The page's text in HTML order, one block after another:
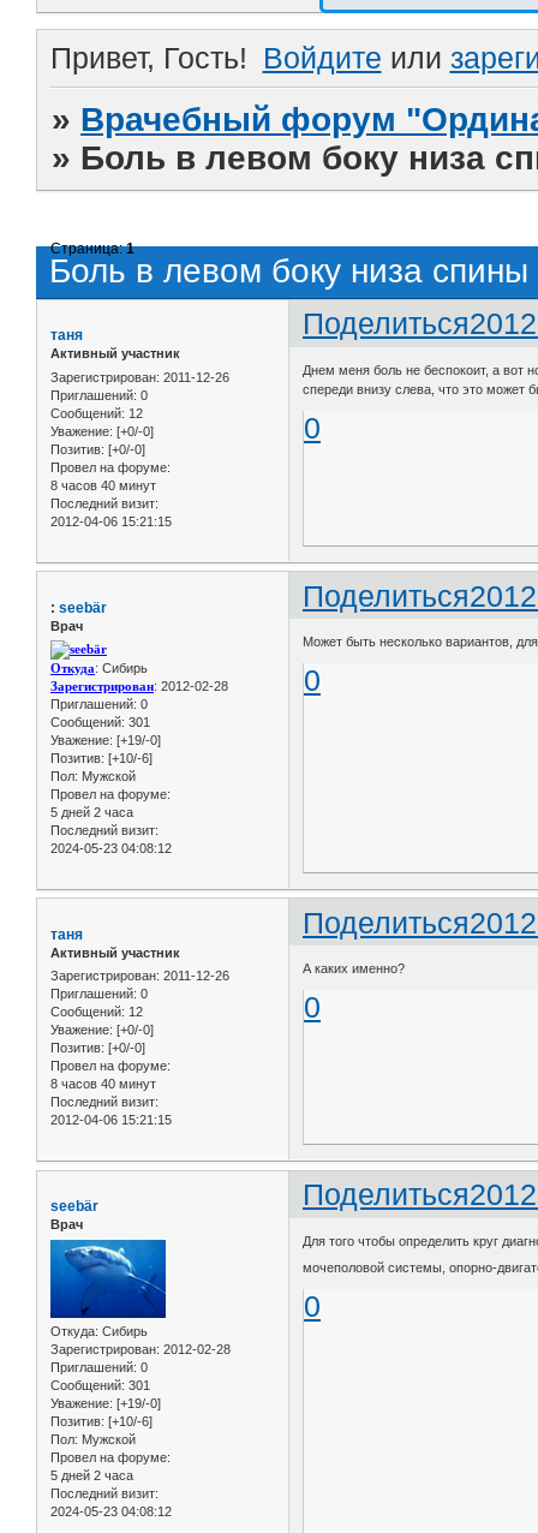
Привет, Гость! Войдите или
» Врачебный форум
» Боль в левом боку низа
Боль в левом боку низа
Страница:1
Поделиться
таня
Активный участник
Зарегистрирован: 2011-12-26
Приглашений: 0
Сообщений: 12
Уважение: [+0/-0]
Позитив: [+0/-0]
Провел на форуме:
8 часов 40 минут
Последний визит:
2012-04-06 15:21:15
Днем меня боль не беспокоит, а вот
спереди внизу слева, что это может
0
Поделиться
: seebär
Врач
Откуда: Сибирь
Зарегистрирован: 2012-02-28
Приглашений: 0
Сообщений: 301
Уважение: [+19/-0]
Позитив: [+10/-6]
Пол: Мужской
Провел на форуме:
5 дней 2 часа
Последний визит:
2024-05-23 04:08:12
Может быть несколько вариантов,
0
Поделиться
таня
Активный участник
Зарегистрирован: 2011-12-26
Приглашений: 0
Сообщений: 12
Уважение: [+0/-0]
Позитив: [+0/-0]
Провел на форуме:
8 часов 40 минут
Последний визит:
2012-04-06 15:21:15
А каких именно?
0
Поделиться
seebär
Врач
Откуда: Сибирь
Зарегистрирован: 2012-02-28
Приглашений: 0
Сообщений: 301
Уважение: [+19/-0]
Позитив: [+10/-6]
Пол: Мужской
Провел на форуме:
5 дней 2 часа
Последний визит:
2024-05-23 04:08:12
Для того чтобы определить круг
мочеполовой системы, опорно-
0